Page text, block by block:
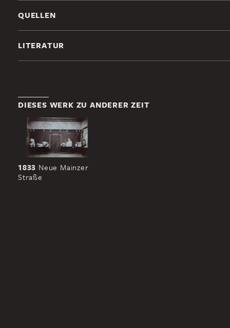
QUELLEN
LITERATUR
DIESES WERK ZU ANDERER ZEIT
1833 Neue Mainzer
Straße